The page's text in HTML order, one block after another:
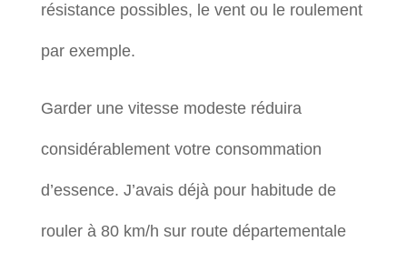
résistance possibles, le vent ou le roulement
par exemple.
Garder une vitesse modeste réduira
considérablement votre consommation
d’essence. J’avais déjà pour habitude de
rouler à 80 km/h sur route départementale